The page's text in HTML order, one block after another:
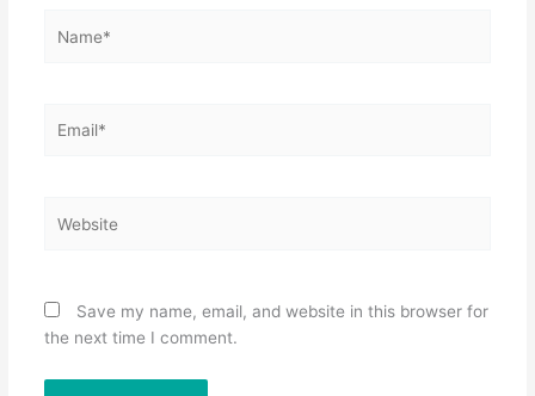
Save my name, email, and website in this browser for
the next time I comment.